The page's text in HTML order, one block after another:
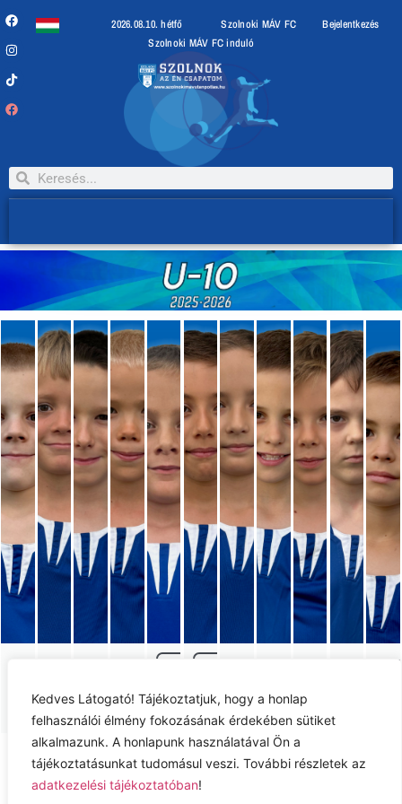
Kedves Látogató! Tájékoztatjuk, hogy a honlap
felhasználói élmény fokozásának érdekében sütiket
alkalmazunk. A honlapunk használatával Ön a
tájékoztatásunkat tudomásul veszi. További részletek az
adatkezelési tájékoztatóban!
2026.08.10. hétfő Szolnoki MÁV FC
Bejelentkezés
Szolnoki MÁV FC induló
BAHIL BENCE
BÁLINTZENTENYESŐ OLIVÉR
BOTOND
PÉTER
VINCENT
RÓBERT
PÁZMÁNDI ÁKOS
GERGŐ
Adatkezelési tájékoztató
Jog nyilatkozat